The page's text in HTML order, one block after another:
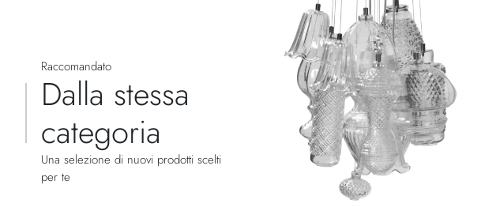
Raccomandato
Dalla stessa
categoria
Una selezione di nuovi prodotti scelti
per te